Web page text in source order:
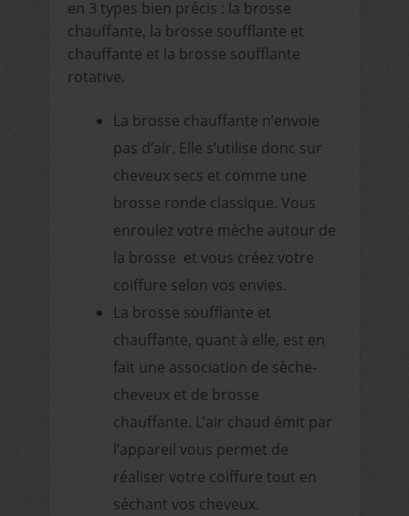
en 3 types bien précis : la brosse
chauffante, la brosse soufflante et
chauffante et la brosse soufflante
rotative.
La brosse chauffante n’envoie
pas d’air. Elle s’utilise donc sur
cheveux secs et comme une
brosse ronde classique. Vous
enroulez votre mèche autour de
la brosse et vous créez votre
coiffure selon vos envies.
La brosse soufflante et
chauffante, quant à elle, est en
fait une association de sèche-
cheveux et de brosse
chauffante. L’air chaud émit par
l’appareil vous permet de
réaliser votre coiffure tout en
séchant vos cheveux.